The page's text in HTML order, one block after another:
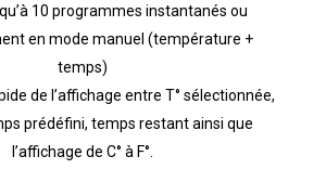
10 programmes instantanés ou
en mode manuel (température +
temps)
de l’affichage entre T° sélectionnée,
prédéfini, temps restant ainsi que
l’affichage de C° à F°.